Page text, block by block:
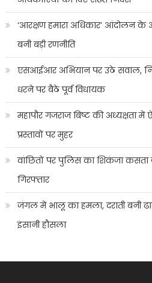
‘आरक्षण हमारा अधिकार’ आंदोलन के
बनी बड़ी रणनीति
एसआईआर अभियान पर उठे सवाल,
धरने पर बैठे पूर्व विधायक
महापौर गजराज बिष्ट की अध्यक्षता
प्रस्तावों पर मुहर
वांछितों पर पुलिस का शिकंजा कसता
गिरफ्तार
जंगल में भालू का हमला, दराती बनी
इंसानी हौसला